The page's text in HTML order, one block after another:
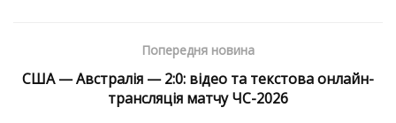
Попередня новина
США — Австралія — 2:0: відео та текстова онлайн-
трансляція матчу ЧС-2026